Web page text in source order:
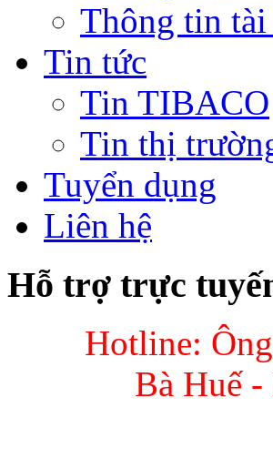
Thông tin
Tin tức
Tin TIBACO
Tin thị
Tuyển dụng
Liên hệ
Hỗ trợ trực
Hotline:
Bà Huế -